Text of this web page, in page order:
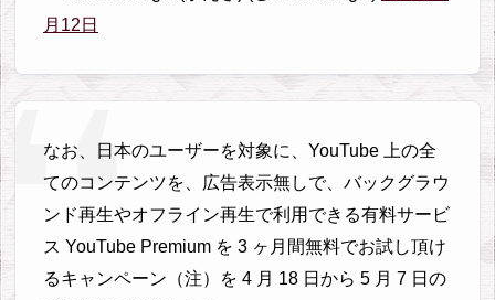
月12日
なお、日本のユーザーを対象に、YouTube 上の全
てのコンテンツを、広告表示無しで、バックグラウ
ンド再生やオフライン再生で利用できる有料サービ
ス YouTube Premium を 3 ヶ月間無料でお試し頂け
るキャンペーン（注）を 4 月 18 日から 5 月 7 日の